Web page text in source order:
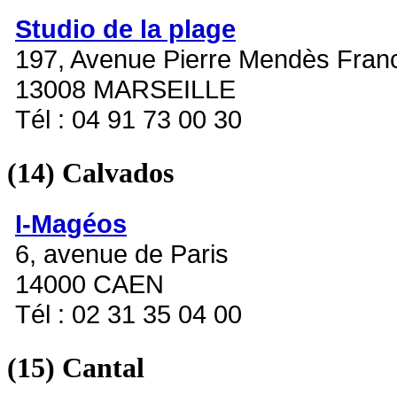
Studio de la plage
197, Avenue Pierre Mendès
13008 MARSEILLE
Tél : 04 91 73 00 30
(14) Calvados
I-Magéos
6, avenue de Paris
14000 CAEN
Tél : 02 31 35 04 00
(15) Cantal